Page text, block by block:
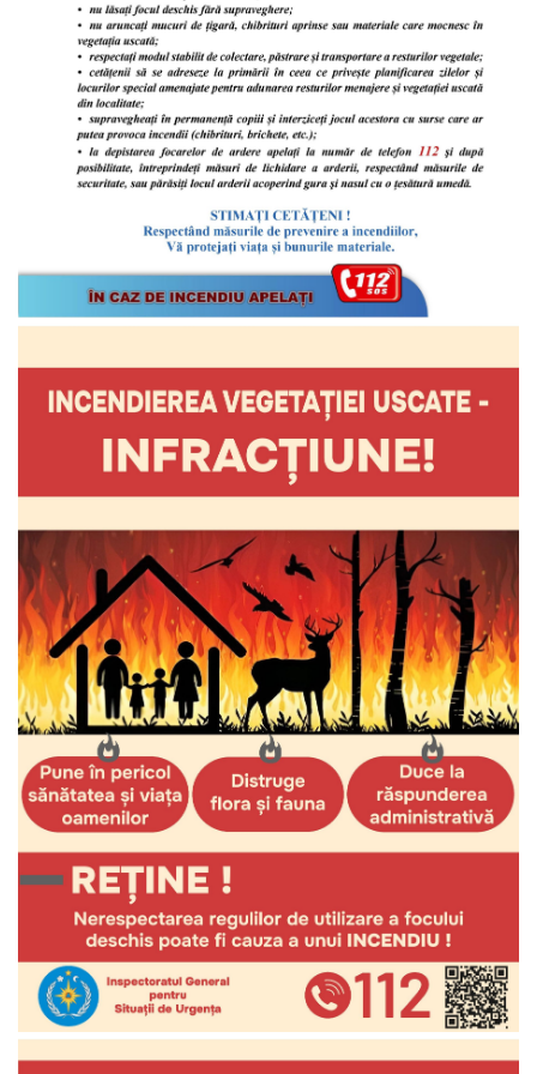
Proiecte
în
derulare
Proiecte
finanțare
Proiecte
finalizate
Instituții
Funcţii
vacante
Consiliul
Secretar
Consilieri
Regulamentul
Consiliului
Ședințele
Consiliului
online